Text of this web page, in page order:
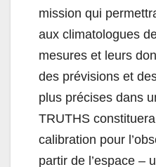
mission qui
aux climatologues
mesures et leurs
des prévisions et
plus précises dans
TRUTHS
calibration pour
partir de l’espace –